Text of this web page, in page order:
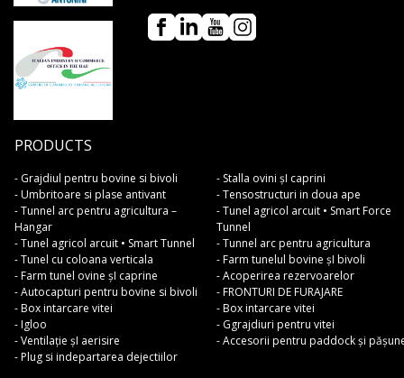
PRODUCTS
- Grajdiul pentru bovine si bivoli
- Stalla ovini șI caprini
- Umbritoare si plase antivant
- Tensostructuri in doua ape
- Tunnel arc pentru agricultura –
Hangar
- Tunel agricol arcuit • Smart Force
Tunnel
- Tunel agricol arcuit • Smart Tunnel
- Tunnel arc pentru agricultura
- Tunel cu coloana verticala
- Farm tunelul bovine șI bivoli
- Farm tunel ovine șI caprine
- Acoperirea rezervoarelor
- Autocapturi pentru bovine si bivoli
- FRONTURI DE FURAJARE
- Box intarcare vitei
- Box intarcare vitei
- Igloo
- Ggrajdiuri pentru vitei
- Ventilație șI aerisire
- Accesorii pentru paddock și
- Plug si indepartarea dejectiilor